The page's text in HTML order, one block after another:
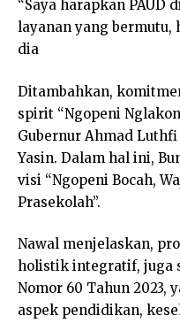
“Saya harapkan PAUD
layanan yang
dia
Ditambahkan,
spirit “Ngopeni
Gubernur Ahmad
Yasin. Dalam hal ini,
visi “Ngopeni Bocah,
Prasekolah”.
Nawal menjelaskan,
holistik integratif, juga
Nomor 60 Tahun 2023,
aspek pendidikan,